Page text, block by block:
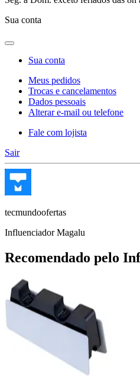
Sua conta
Sua conta
Meus pedidos
Trocas e cancelamentos
Dados pessoais
Alterar e-mail ou telefone
Fale com lojista
Sair
tecmundoofertas
Influenciador Magalu
Recomendado pelo